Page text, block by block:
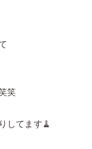
笑
してます🧹